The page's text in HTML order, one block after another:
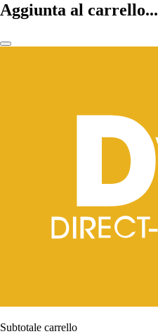
Aggiunta al carrello...
Subtotale carrello